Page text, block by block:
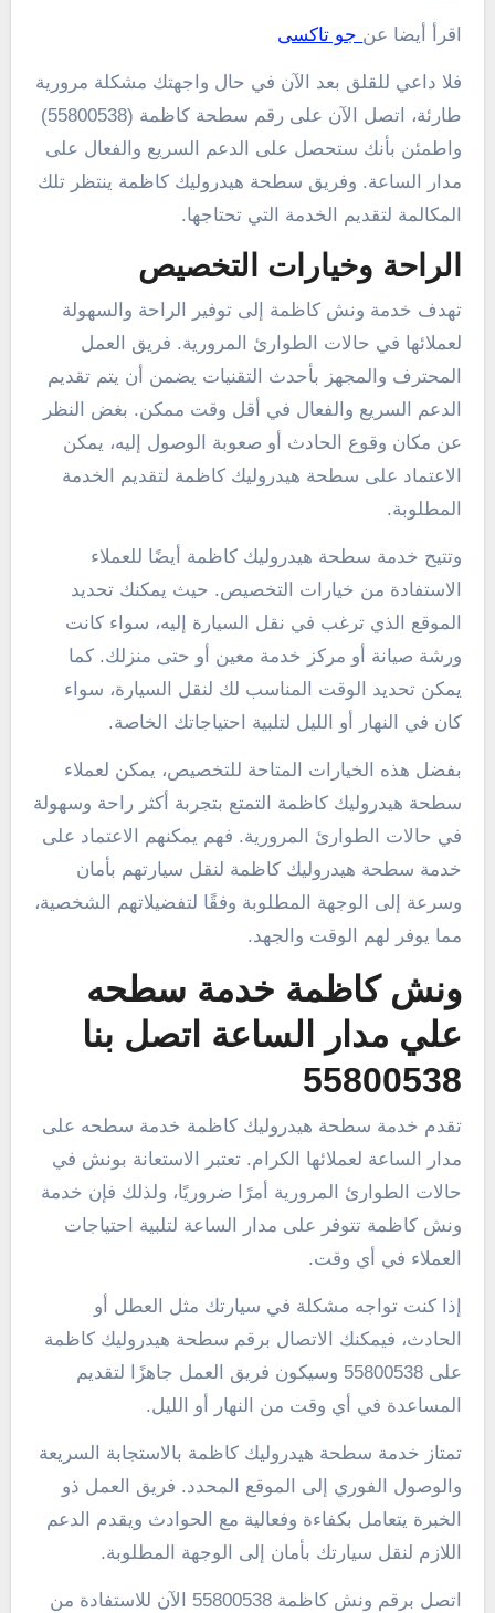
اقرأ أيضا عن جو تاكسى
فلا داعي للقلق بعد الآن في حال واجهتك مشكلة مرورية
طارئة، اتصل الآن على رقم سطحة كاظمة (55800538)
واطمئن بأنك ستحصل على الدعم السريع والفعال على
مدار الساعة. وفريق سطحة هيدروليك كاظمة ينتظر تلك
المكالمة لتقديم الخدمة التي تحتاجها.
الراحة وخيارات التخصيص
تهدف خدمة ونش كاظمة إلى توفير الراحة والسهولة
لعملائها في حالات الطوارئ المرورية. فريق العمل
المحترف والمجهز بأحدث التقنيات يضمن أن يتم تقديم
الدعم السريع والفعال في أقل وقت ممكن. بغض النظر
عن مكان وقوع الحادث أو صعوبة الوصول إليه، يمكن
الاعتماد على سطحة هيدروليك كاظمة لتقديم الخدمة
المطلوبة.
وتتيح خدمة سطحة هيدروليك كاظمة أيضًا للعملاء
الاستفادة من خيارات التخصيص. حيث يمكنك تحديد
الموقع الذي ترغب في نقل السيارة إليه، سواء كانت
ورشة صيانة أو مركز خدمة معين أو حتى منزلك. كما
يمكن تحديد الوقت المناسب لك لنقل السيارة، سواء
كان في النهار أو الليل لتلبية احتياجاتك الخاصة.
بفضل هذه الخيارات المتاحة للتخصيص، يمكن لعملاء
سطحة هيدروليك كاظمة التمتع بتجربة أكثر راحة وسهولة
في حالات الطوارئ المرورية. فهم يمكنهم الاعتماد على
خدمة سطحة هيدروليك كاظمة لنقل سيارتهم بأمان
وسرعة إلى الوجهة المطلوبة وفقًا لتفضيلاتهم الشخصية،
مما يوفر لهم الوقت والجهد.
ونش كاظمة خدمة سطحه
علي مدار الساعة اتصل بنا
55800538
تقدم خدمة سطحة هيدروليك كاظمة خدمة سطحه على
مدار الساعة لعملائها الكرام. تعتبر الاستعانة بونش في
حالات الطوارئ المرورية أمرًا ضروريًا، ولذلك فإن خدمة
ونش كاظمة تتوفر على مدار الساعة لتلبية احتياجات
العملاء في أي وقت.
إذا كنت تواجه مشكلة في سيارتك مثل العطل أو
الحادث، فيمكنك الاتصال برقم سطحة هيدروليك كاظمة
على 55800538 وسيكون فريق العمل جاهزًا لتقديم
المساعدة في أي وقت من النهار أو الليل.
تمتاز خدمة سطحة هيدروليك كاظمة بالاستجابة السريعة
والوصول الفوري إلى الموقع المحدد. فريق العمل ذو
الخبرة يتعامل بكفاءة وفعالية مع الحوادث ويقدم الدعم
اللازم لنقل سيارتك بأمان إلى الوجهة المطلوبة.
اتصل برقم ونش كاظمة 55800538 الآن للاستفادة من